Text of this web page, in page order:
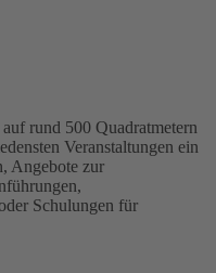
rund 500 Quadratmetern
Veranstaltungen ein
Angebote zur
Schulungen für